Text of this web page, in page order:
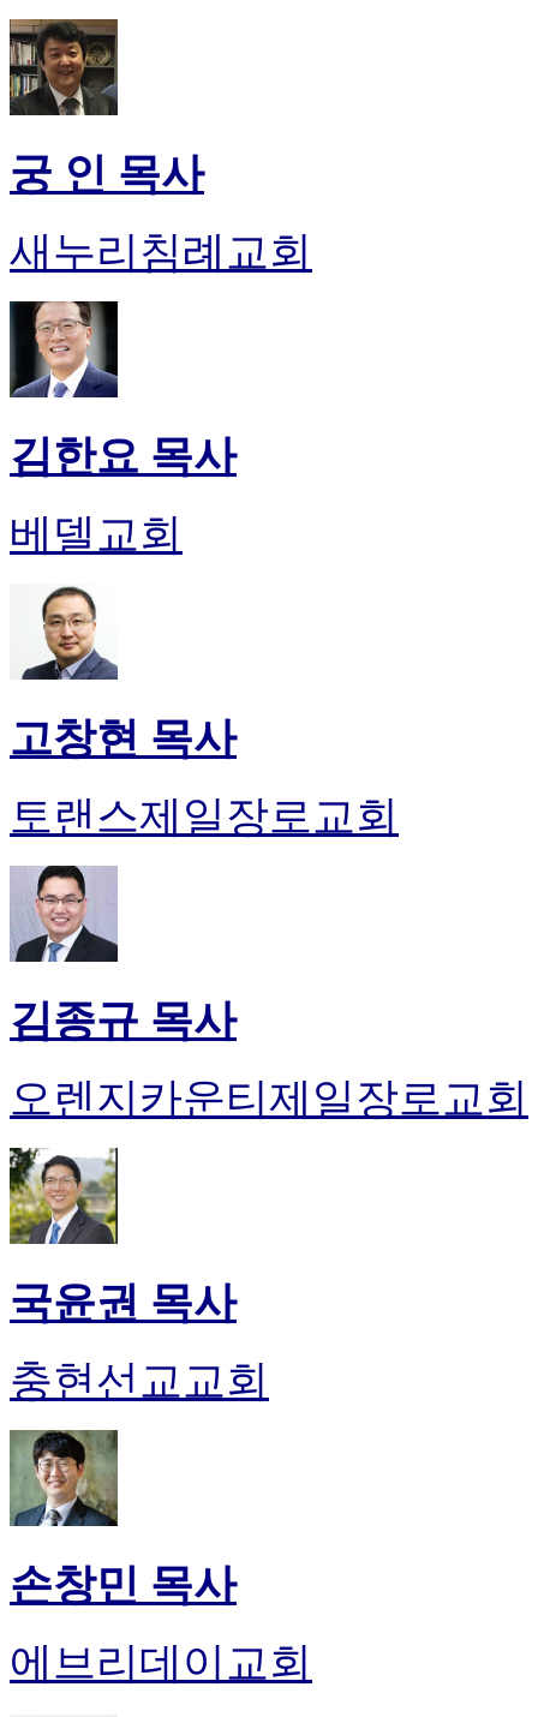
궁 인 목사
새누리침례교회
김한요 목사
베델교회
고창현 목사
토랜스제일장로교회
김종규 목사
오렌지카운티제일장로교회
국윤권 목사
충현선교교회
손창민 목사
에브리데이교회